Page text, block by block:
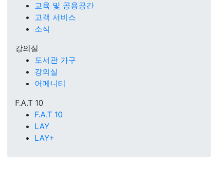
교육 및 공용공간
고객 서비스
소식
강의실
도서관 가구
강의실
어메니티
F.A.T 10
F.A.T 10
LAY
LAY+